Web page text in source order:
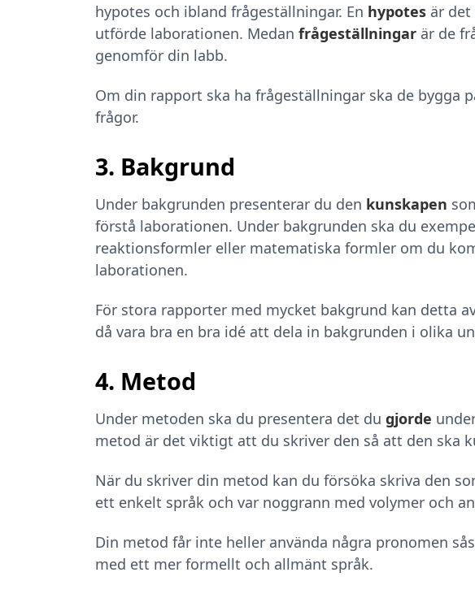
hypotes och ibland frågeställningar. En hypotes är
utförde laborationen. Medan frågeställningar är de
genomför din labb.
Om din rapport ska ha frågeställningar ska de bygga
frågor.
3. Bakgrund
Under bakgrunden presenterar du den kunskapen
förstå laborationen. Under bakgrunden ska du
reaktionsformler eller matematiska formler om du
laborationen.
För stora rapporter med mycket bakgrund kan detta
då vara bra en bra idé att dela in bakgrunden i olika
4. Metod
Under metoden ska du presentera det du gjorde
metod är det viktigt att du skriver den så att den ska
När du skriver din metod kan du försöka skriva den
ett enkelt språk och var noggrann med volymer och
Din metod får inte heller använda några pronomen
med ett mer formellt och allmänt språk.